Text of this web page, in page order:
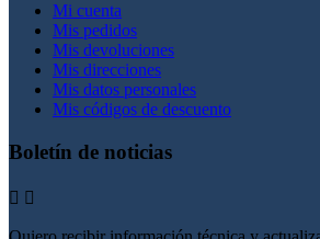
Mi cuenta
Mis pedidos
Mis devoluciones
Mis direcciones
Mis datos personales
Mis códigos de descuento
Boletín de noticias
 